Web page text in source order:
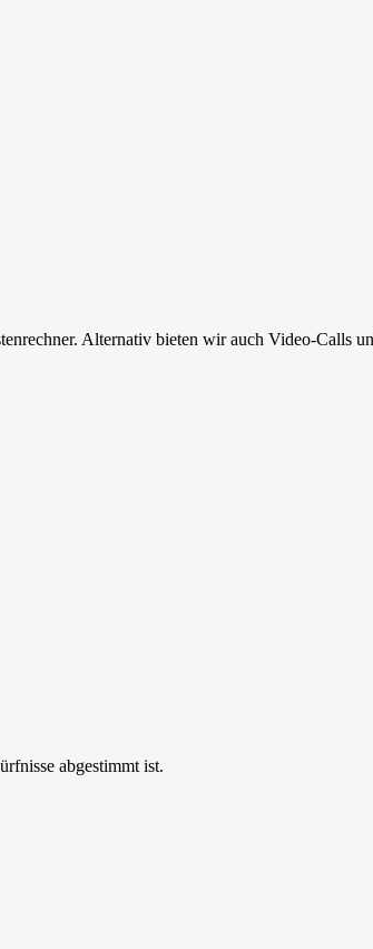
Alternativ bieten wir auch Video-Calls
abgestimmt ist.